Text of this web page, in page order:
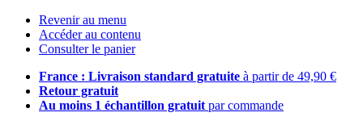
Revenir au menu
Accéder au contenu
Consulter le panier
France : Livraison standard gratuite à partir de 49,90 €
Retour gratuit
Au moins 1 échantillon gratuit par commande